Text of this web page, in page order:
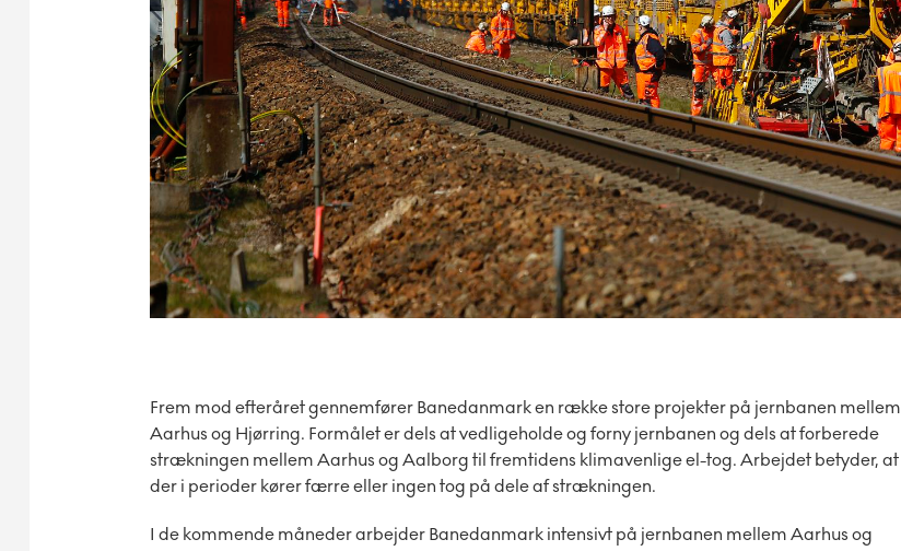
Frem mod efteråret gennemfører Banedanmark en række store projekter på jernbanen mellem
Aarhus og Hjørring. Formålet er dels at vedligeholde og forny jernbanen og dels at forberede
strækningen mellem Aarhus og Aalborg til fremtidens klimavenlige el-tog. Arbejdet betyder, at
der i perioder kører færre eller ingen tog på dele af strækningen.
I de kommende måneder arbejder Banedanmark intensivt på jernbanen mellem Aarhus og